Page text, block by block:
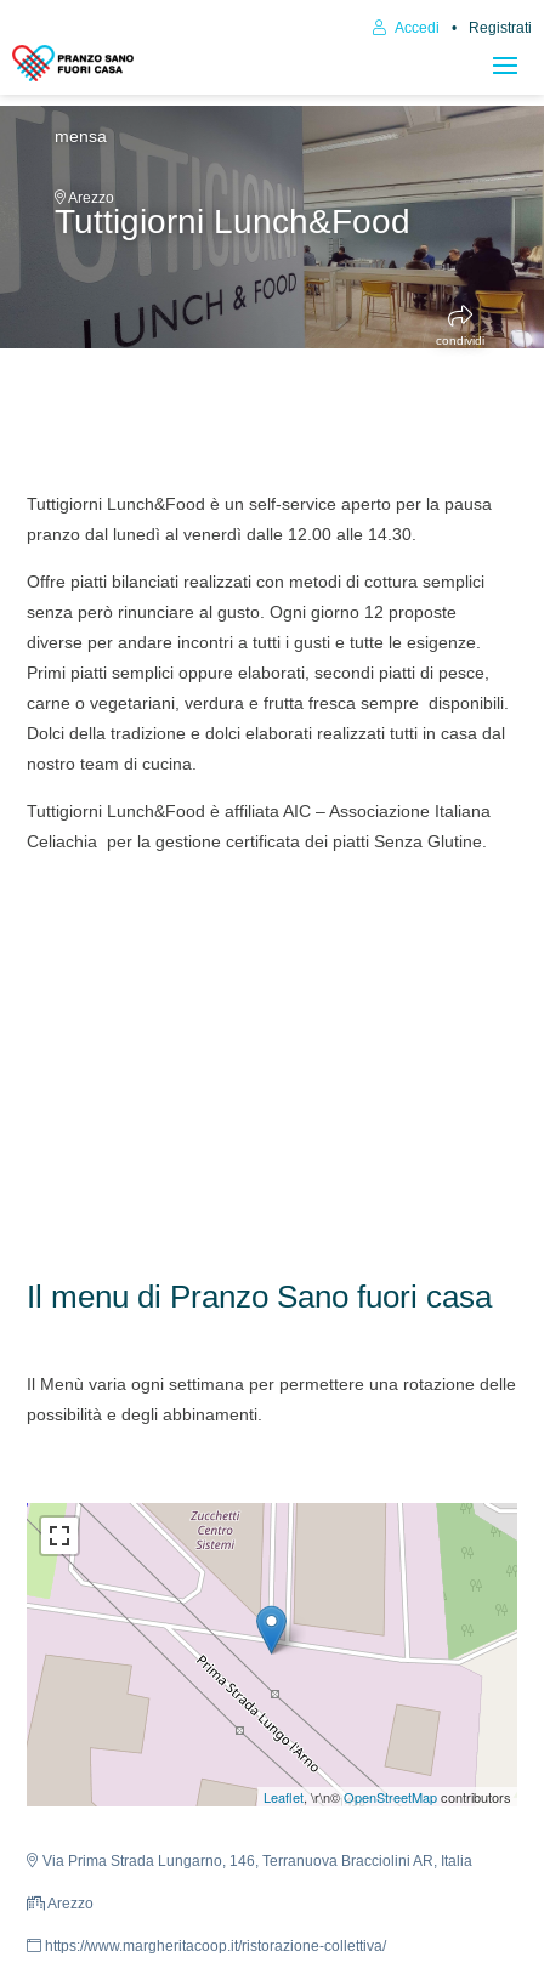
Accedi Registrati
mensa
Arezzo
Tuttigiorni Lunch&Food
condividi
Tuttigiorni Lunch&Food è un self-service aperto per la pausa
pranzo dal lunedì al venerdì dalle 12.00 alle 14.30.
Offre piatti bilanciati realizzati con metodi di cottura semplici
senza però rinunciare al gusto. Ogni giorno 12 proposte
diverse per andare incontri a tutti i gusti e tutte le esigenze.
Primi piatti semplici oppure elaborati, secondi piatti di pesce,
carne o vegetariani, verdura e frutta fresca sempre disponibili.
Dolci della tradizione e dolci elaborati realizzati tutti in casa dal
nostro team di cucina.
Tuttigiorni Lunch&Food è affiliata AIC – Associazione Italiana
Celiachia per la gestione certificata dei piatti Senza Glutine.
Il menu di Pranzo Sano fuori casa
Il Menù varia ogni settimana per permettere una rotazione delle
possibilità e degli abbinamenti.
Leaflet, \r\n©OpenStreetMapcontributors
Via Prima Strada Lungarno, 146, Terranuova Bracciolini AR, Italia
Arezzo
https://www.margheritacoop.it/ristorazione-collettiva/